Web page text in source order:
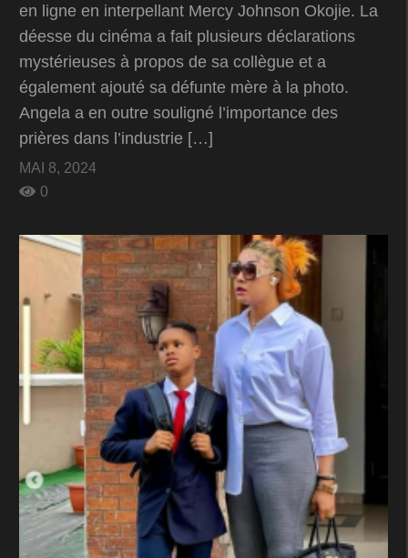
en ligne en interpellant Mercy Johnson Okojie. La
déesse du cinéma a fait plusieurs déclarations
mystérieuses à propos de sa collègue et a
également ajouté sa défunte mère à la photo.
Angela a en outre souligné l’importance des
prières dans l’industrie […]
MAI 8, 2024
0